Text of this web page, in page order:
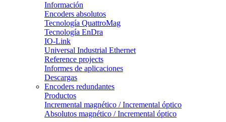
Información
Encoders absolutos
Tecnología QuattroMag
Tecnología EnDra
IO-Link
Universal Industrial Ethernet
Reference projects
Informes de aplicaciones
Descargas
Encoders redundantes
Productos
Incremental magnético / Incremental óptico
Absolutos magnético / Incremental óptico